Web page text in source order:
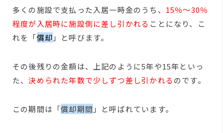
多くの施設で支払った入居一時金のうち、 15％～30％
程度が入居時に施設側に差し引かれる ことになり、こ
れを「償却 」と呼びます。
その後残りの金額は、上記のように5年や15年といっ
た、決められた年数で少しずつ差し引かれるのです。
この期間は「償却期間 」と呼ばれています。